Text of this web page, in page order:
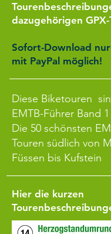
dazugehörigen GPX-
Sofort-Download
mit PayPal möglich!
Diese Biketouren
EMTB-Führer Band 1
Die 50 schönsten
Touren südlich von
Füssen bis Kufstein
Hier die kurzen